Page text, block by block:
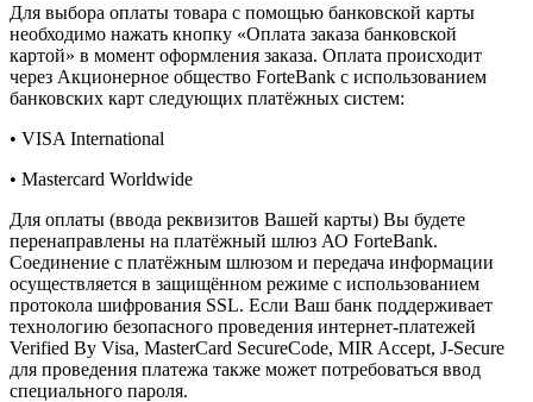
Для выбора оплаты товара с помощью банковской карты
необходимо нажать кнопку «Оплата заказа банковской
картой» в момент оформления заказа. Оплата происходит
через Акционерное общество ForteBank с использованием
банковских карт следующих платёжных систем:
• VISA International
• Mastercard Worldwide
Для оплаты (ввода реквизитов Вашей карты) Вы будете
перенаправлены на платёжный шлюз АО ForteBank.
Соединение с платёжным шлюзом и передача информации
осуществляется в защищённом режиме с использованием
протокола шифрования SSL. Если Ваш банк поддерживает
технологию безопасного проведения интернет-платежей
Verified By Visa, MasterCard SecureCode, MIR Accept, J-Secure
для проведения платежа также может потребоваться ввод
специального пароля.